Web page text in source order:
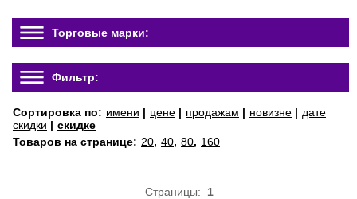
Торговые марки:
Фильтр:
Сортировка по: имени | цене | продажам | новизне | дате
скидки | скидке
Товаров на странице: 20, 40, 80, 160
Страницы: 1